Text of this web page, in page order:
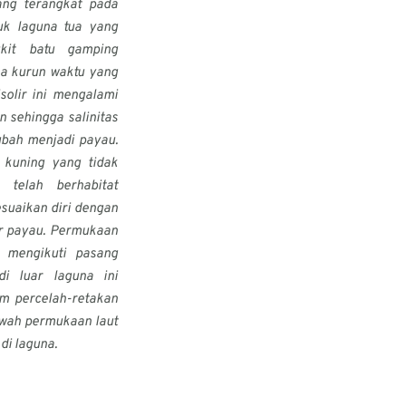
terangkat pada
laguna tua yang
batu gamping
kurun waktu yang
ini mengalami
sehingga salinitas
menjadi payau.
yang tidak
telah berhabitat
diri dengan
Permukaan
pasang
luar laguna ini
percelah-retakan
permukaan laut
laguna.